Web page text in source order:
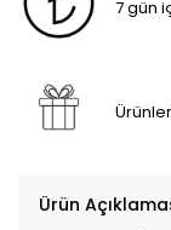
7 gün
Ürün